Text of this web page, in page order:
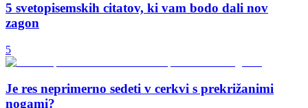
5 svetopisemskih citatov, ki vam bodo dali nov
zagon
5
Je res neprimerno sedeti v cerkvi s prekrižanimi
nogami?